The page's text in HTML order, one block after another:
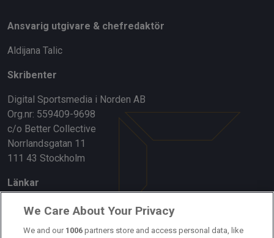
Ansvarig utgivare & chefredaktör
Aldijana Talic
Skribenter
Digital Sportsmedia i Norden AB
Org.nr: 559409-9698
c/o Better Collective
Norrlandsgatan 11
111 43 Stockholm
Länkar
Om oss
Kontakta oss
We Care About Your Privacy
We and our 1006 partners store and access personal data, like